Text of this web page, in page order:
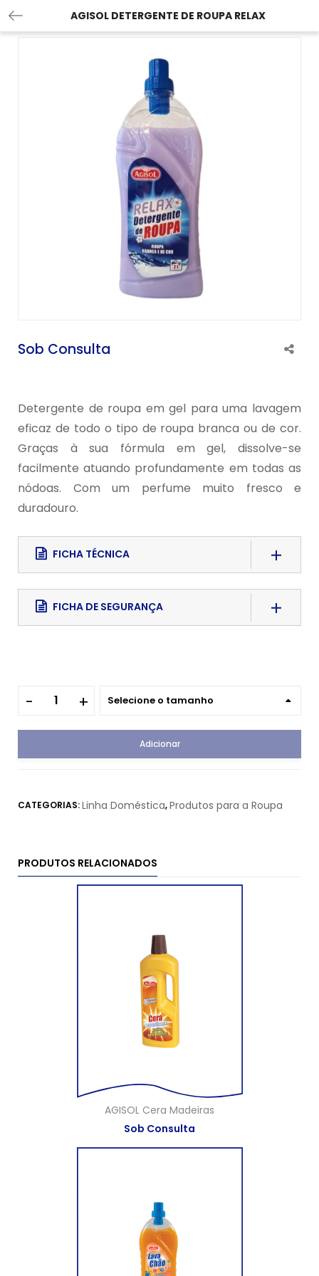
AGISOL DETERGENTE DE ROUPA RELAX
Sob Consulta
Detergente de roupa em gel para uma lavagem
eficaz de todo o tipo de roupa branca ou de cor.
Graças à sua fórmula em gel, dissolve-se
facilmente atuando profundamente em todas as
nódoas. Com um perfume muito fresco e
duradouro.
FICHA TÉCNICA
FICHA DE SEGURANÇA
Selecione o tamanho
Adicionar
CATEGORIAS:Linha Doméstica,Produtos para a Roupa
PRODUTOS RELACIONADOS
AGISOL Cera Madeiras
Sob Consulta